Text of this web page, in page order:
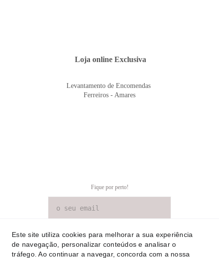
Fique por perto!
Loja online Exclusiva
Levantamento de Encomendas
Ferreiros - Amares
Este site utiliza cookies para melhorar a sua experiência
de navegação, personalizar conteúdos e analisar o
tráfego. Ao continuar a navegar, concorda com a nossa